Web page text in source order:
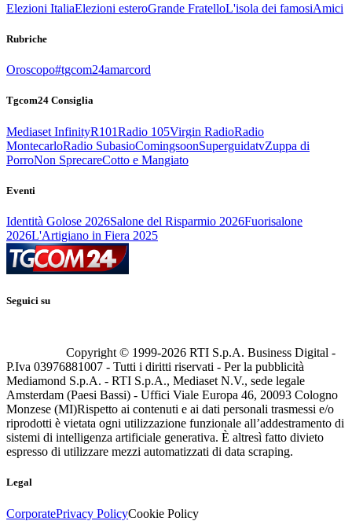
Elezioni ItaliaElezioni esteroGrande FratelloL'isola dei famosiAmici
Rubriche
Oroscopo#tgcom24amarcord
Tgcom24 Consiglia
Mediaset InfinityR101Radio 105Virgin RadioRadio
MontecarloRadio SubasioComingsoonSuperguidatvZuppa di
PorroNon SprecareCotto e Mangiato
Eventi
Identità Golose 2026Salone del Risparmio 2026Fuorisalone
2026L'Artigiano in Fiera 2025
Seguici su
Copyright © 1999-2026 RTI S.p.A. Business Digital -
P.Iva 03976881007 - Tutti i diritti riservati - Per la pubblicità
Mediamond S.p.A. - RTI S.p.A., Mediaset N.V., sede legale
Amsterdam (Paesi Bassi) - Uffici Viale Europa 46, 20093 Cologno
Monzese (MI)Rispetto ai contenuti e ai dati personali trasmessi e/o
riprodotti è vietata ogni utilizzazione funzionale all’addestramento di
sistemi di intelligenza artificiale generativa. È altresì fatto divieto
espresso di utilizzare mezzi automatizzati di data scraping.
Legal
CorporatePrivacy PolicyCookie Policy